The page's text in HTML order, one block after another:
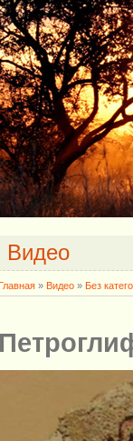
Видео
Главная » Видео » Без